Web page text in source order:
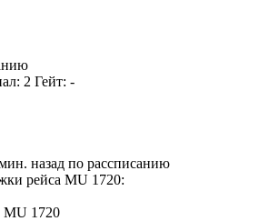
2 Гейт: -
назад по рассписанию
рейса MU 1720:
MU 1720